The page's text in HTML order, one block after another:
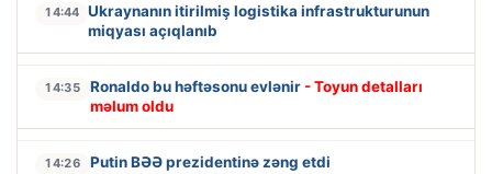
14:44 Ukraynanın itirilmiş logistika infrastrukturunun
miqyası açıqlanıb
14:35 Ronaldo bu həftəsonu evlənir - Toyun detalları
məlum oldu
14:26 Putin BƏƏ prezidentinə zəng etdi